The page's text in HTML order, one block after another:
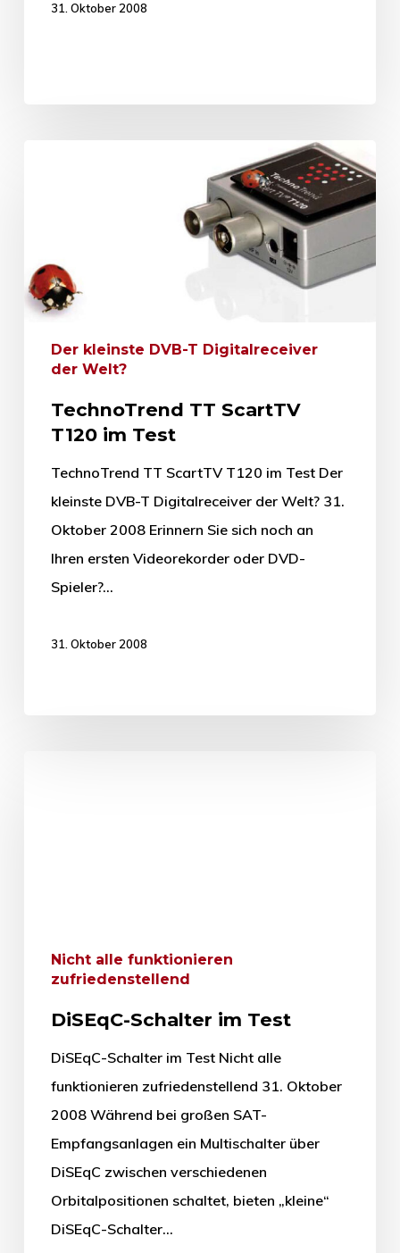
31. Oktober 2008
Der kleinste DVB-T Digitalreceiver
der Welt?
TechnoTrend TT ScartTV
T120 im Test
TechnoTrend TT ScartTV T120 im Test Der
kleinste DVB-T Digitalreceiver der Welt? 31.
Oktober 2008 Erinnern Sie sich noch an
Ihren ersten Videorekorder oder DVD-
Spieler?…
31. Oktober 2008
Nicht alle funktionieren
zufriedenstellend
DiSEqC-Schalter im Test
DiSEqC-Schalter im Test Nicht alle
funktionieren zufriedenstellend 31. Oktober
2008 Während bei großen SAT-
Empfangsanlagen ein Multischalter über
DiSEqC zwischen verschiedenen
Orbitalpositionen schaltet, bieten „kleine“
DiSEqC-Schalter…